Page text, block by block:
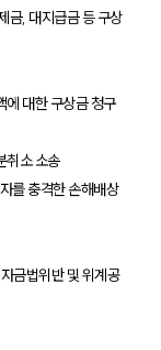
금, 대지급금 등 구상
에 대한 구상금 청구
취소 소송
를 충격한 손해배상
금법위반 및 위계공